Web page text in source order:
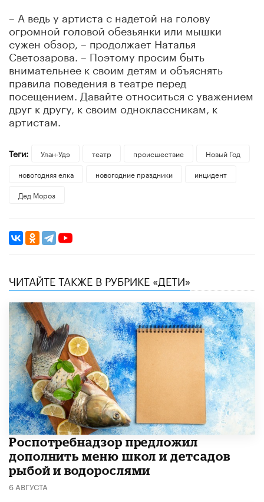
– А ведь у артиста с надетой на голову
огромной головой обезьянки или мышки
сужен обзор, – продолжает Наталья
Светозарова. – Поэтому просим быть
внимательнее к своим детям и объяснять
правила поведения в театре перед
посещением. Давайте относиться с уважением
друг к другу, к своим одноклассникам, к
артистам.
Теги: Улан-Удэ театр происшествие
Новый Год
новогодняя елка
новогодние праздники
инцидент
Дед Мороз
ЧИТАЙТЕ ТАКЖЕ В РУБРИКЕ «ДЕТИ»
Роспотребнадзор предложил
дополнить меню школ и детсадов
рыбой и водорослями
6 АВГУСТА